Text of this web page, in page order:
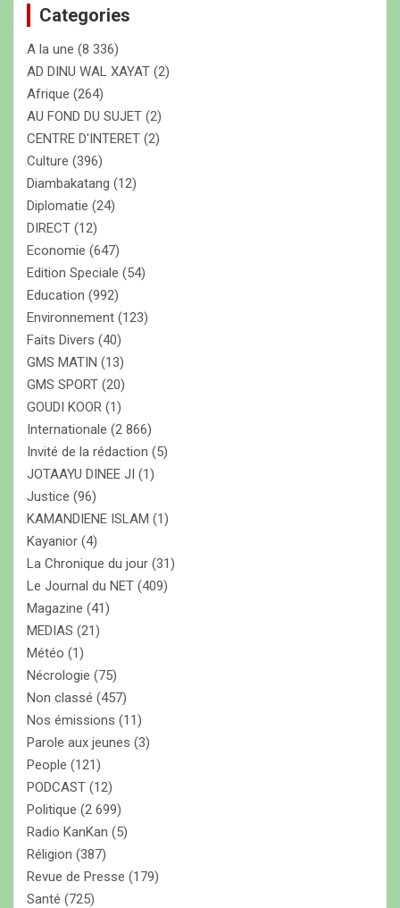
c
h
e
r
Categories
A la une (8 336)
AD DINU WAL XAYAT (2)
Afrique (264)
AU FOND DU SUJET (2)
CENTRE D'INTERET (2)
Culture (396)
Diambakatang (12)
Diplomatie (24)
DIRECT (12)
Economie (647)
Edition Speciale (54)
Education (992)
Environnement (123)
Faits Divers (40)
GMS MATIN (13)
GMS SPORT (20)
GOUDI KOOR (1)
Internationale (2 866)
Invité de la rédaction (5)
JOTAAYU DINEE JI (1)
Justice (96)
KAMANDIENE ISLAM (1)
Kayanior (4)
La Chronique du jour (31)
Le Journal du NET (409)
Magazine (41)
MEDIAS (21)
Météo (1)
Nécrologie (75)
Non classé (457)
Nos émissions (11)
Parole aux jeunes (3)
People (121)
PODCAST (12)
Politique (2 699)
Radio KanKan (5)
Réligion (387)
Revue de Presse (179)
Santé (725)